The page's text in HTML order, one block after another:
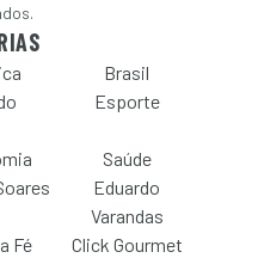
Brasil
Esporte
Saúde
Eduardo
Varandas
Fé Click Gourmet